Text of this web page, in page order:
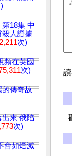
第18集 中
殺人證據
次)
頻在英國
次)
的傳奇故
出來 俄陷
次)
會如燈滅